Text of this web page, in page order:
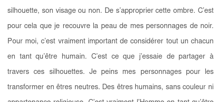
silhouette, son visage ou non. De s’approprier cette ombre. C’est
pour cela que je recouvre la peau de mes personnages de noir.
Pour moi, c’est vraiment important de considérer tout un chacun
en tant qu’être humain. C’est ce que j’essaie de partager à
travers ces silhouettes. Je peins mes personnages pour les
transformer en êtres neutres. Des êtres humains, sans couleur ni